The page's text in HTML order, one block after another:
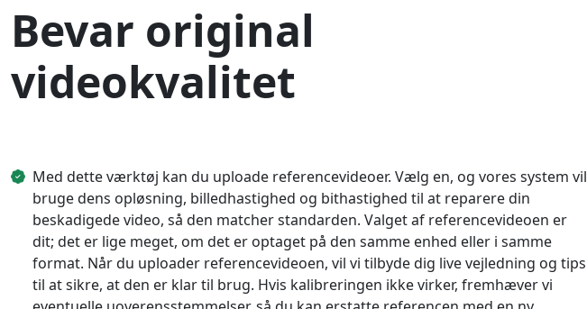
Bevar original
videokvalitet
Med dette værktøj kan du uploade referencevideoer. Vælg en, og vores system vil
bruge dens opløsning, billedhastighed og bithastighed til at reparere din
beskadigede video, så den matcher standarden. Valget af referencevideoen er
dit; det er lige meget, om det er optaget på den samme enhed eller i samme
format. Når du uploader referencevideoen, vil vi tilbyde dig live vejledning og tips
til at sikre, at den er klar til brug. Hvis kalibreringen ikke virker, fremhæver vi